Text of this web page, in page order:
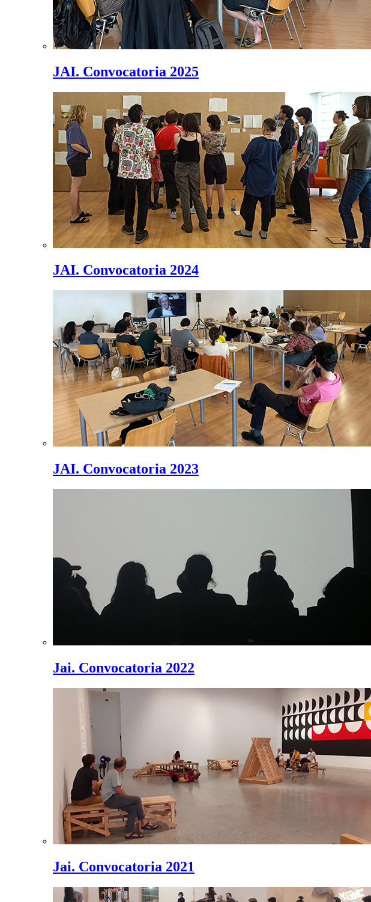
JAI. Convocatoria 2025
JAI. Convocatoria 2024
JAI. Convocatoria 2023
Jai. Convocatoria 2022
Jai. Convocatoria 2021